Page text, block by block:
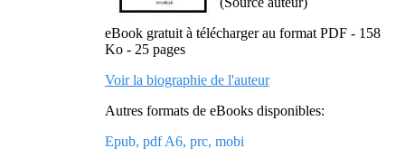
eBook gratuit à télécharger au format PDF - 158
Ko - 25 pages
Voir la biographie de l'auteur
Autres formats de eBooks disponibles:
Epub, pdf A6, prc, mobi